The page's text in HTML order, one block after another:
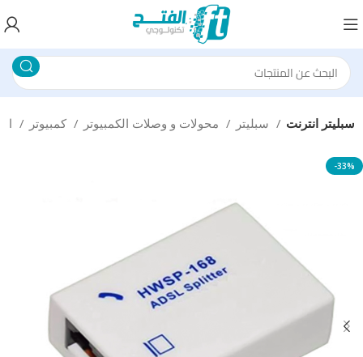
كمبيوتر سبليتر انترنت
-33%